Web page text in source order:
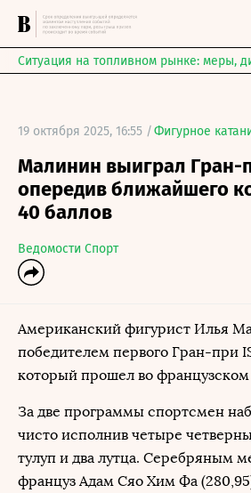
Ситуация на топливном рынке: меры,
19 октября 2025, 16:55 /Фигурное
Малинин выиграл Гран-
опередив ближайшего
40 баллов
Ведомости Спорт
Американский фигурист Илья
победителем первого Гран-при
который прошел во
За две программы спортсмен
чисто исполнив четыре
тулуп и два лутца. Серебряным
француз Адам Сяо Хим Фа